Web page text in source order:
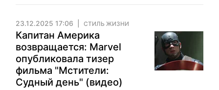
23.12.2025 17:06 СТИЛЬ ЖИЗНИ
Капитан Америка
возвращается: Marvel
опубликовала тизер
фильма "Мстители:
Судный день" (видео)